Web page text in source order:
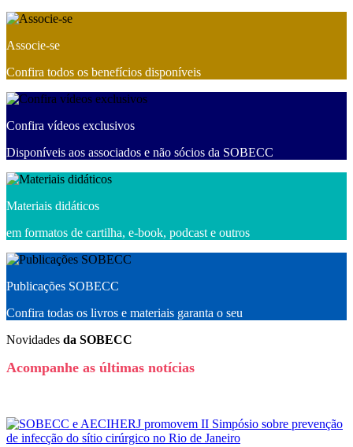
Associe-se
Confira todos os benefícios disponíveis
Confira vídeos exclusivos
Disponíveis aos associados e não sócios da SOBECC
Materiais didáticos
em formatos de cartilha, e-book, podcast e outros
Publicações SOBECC
Confira todas os livros e materiais garanta o seu
Novidades da SOBECC
Acompanhe as últimas notícias